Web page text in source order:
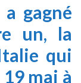
gagné
un, la
qui
mai à